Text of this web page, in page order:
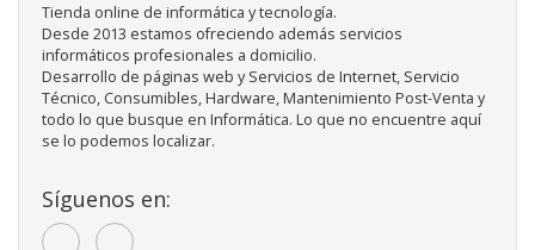
Tienda online de informática y tecnología.
Desde 2013 estamos ofreciendo además servicios
informáticos profesionales a domicilio.
Desarrollo de páginas web y Servicios de Internet, Servicio
Técnico, Consumibles, Hardware, Mantenimiento Post-Venta y
todo lo que busque en Informática. Lo que no encuentre aquí
se lo podemos localizar.
Síguenos en: